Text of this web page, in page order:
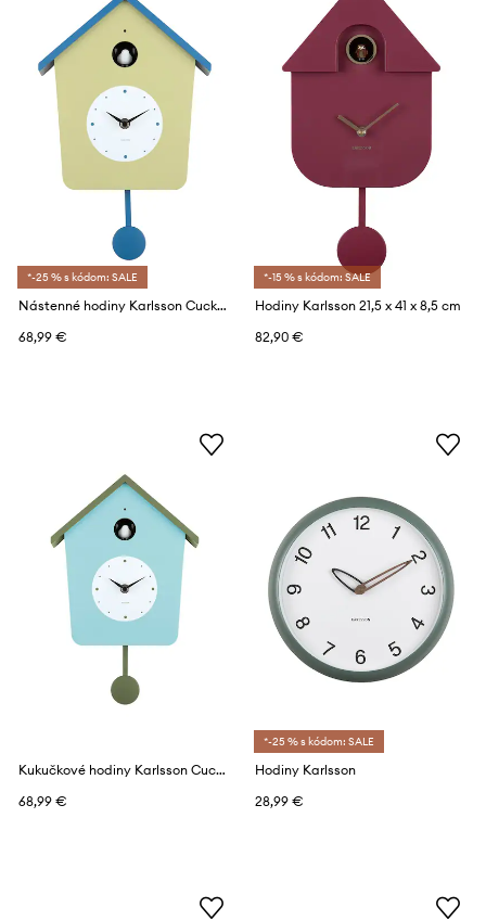
*-25 % s kódom: SALE
Nástenné hodiny Karlsson Cuckoo Light 26,5 cm
68,99 €
*-15 % s kódom: SALE
Hodiny Karlsson 21,5 x 41 x 8,5 cm
82,90 €
Kukučkové hodiny Karlsson Cuckoo 26,4 x 10,5 cm
68,99 €
*-25 % s kódom: SALE
Hodiny Karlsson
28,99 €